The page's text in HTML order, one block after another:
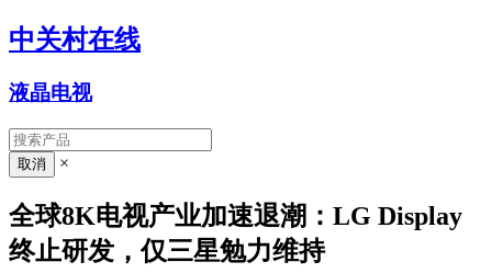
中关村在线
液晶电视
×
全球8K电视产业加速退潮：LG Display
终止研发，仅三星勉力维持